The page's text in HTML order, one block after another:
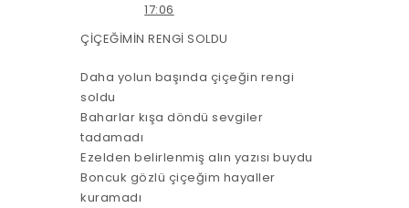
17:06
ÇİÇEĞİMİN RENGİ SOLDU
Daha yolun başında çiçeğin rengi
soldu
Baharlar kışa döndü sevgiler
tadamadı
Ezelden belirlenmiş alın yazısı buydu
Boncuk gözlü çiçeğim hayaller
kuramadı